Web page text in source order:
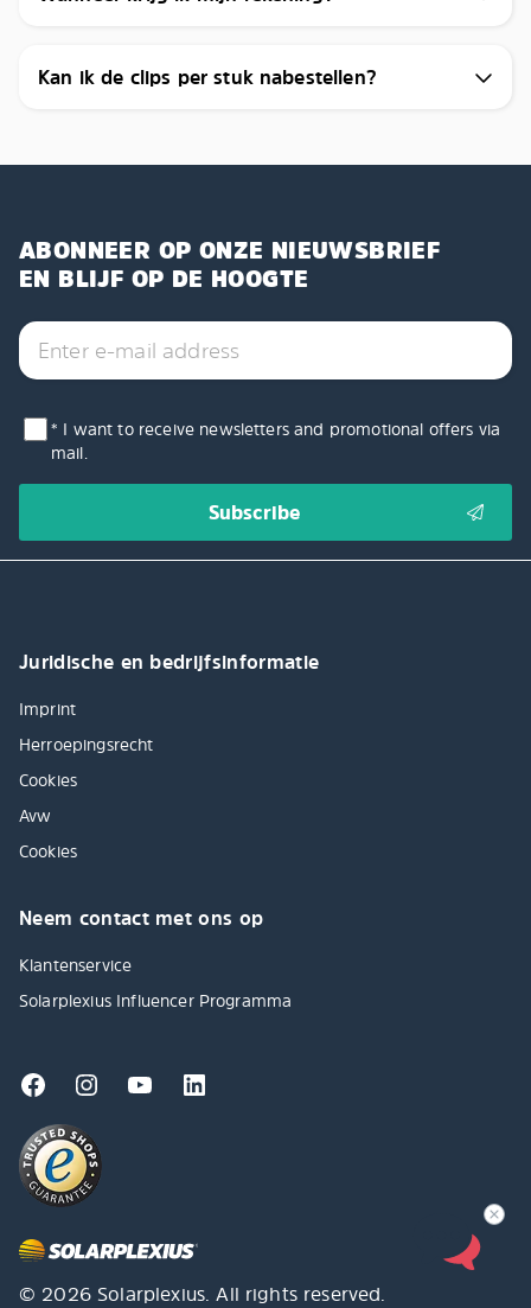
Kan ik de clips per stuk nabestellen?
ABONNEER OP ONZE NIEUWSBRIEF
EN BLIJF OP DE HOOGTE
* I want to receive newsletters and promotional offers via
mail.
Juridische en bedrijfsinformatie
Imprint
Herroepingsrecht
Cookies
Avw
Cookies
Neem contact met ons op
Klantenservice
Solarplexius Influencer Programma
© 2026 Solarplexius. All rights reserved.